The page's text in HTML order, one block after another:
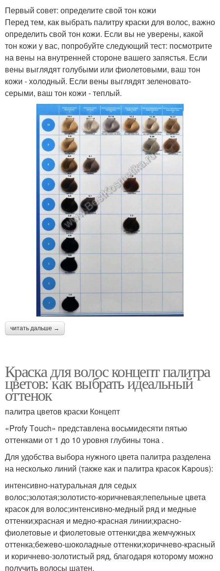
Первый совет: определите свой тон кожи
Перед тем, как выбрать палитру краски для волос, важно
определить свой тон кожи. Если вы не уверены, какой
тон кожи у вас, попробуйте следующий тест: посмотрите
на вены на внутренней стороне вашего запястья. Если
вены выглядят голубыми или фиолетовыми, ваш тон
кожи - холодный. Если вены выглядят зеленовато-
серыми, ваш тон кожи - теплый.
читать дальше →
Краска для волос концепт палитра
цветов: как выбрать идеальный
оттенок
палитра цветов краски Концепт
«Profy Тouch» представлена восьмидесяти пятью
оттенками от 1 до 10 уровня глубины тона .
Для удобства выбора нужного цвета палитра разделена
на несколько линий (также как и палитра красок Kapous):
интенсивно-натуральная для седых
волос;золотая;золотисто-коричневая;пепельные цвета
красок для волос;интенсивно-медный ряд и медные
оттенки;красная и медно-красная линии;красно-
фиолетовые и фиолетовые оттенки;два жемчужных
оттенка;бежево-шоколадные оттенки;коричнево-красный
и коричнево-золотистый ряд, благодаря которому можно
получить волосы шатен.